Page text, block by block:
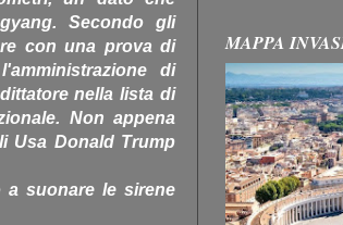
Secondo gli
con una prova di
di
nella lista di
Non appena
Usa Donald Trump
a suonare le sirene
MAPPA